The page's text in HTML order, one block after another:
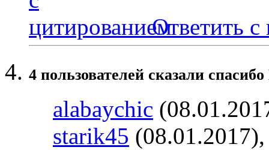
Ответить с
4 пользователей сказали
alabaychic
starik45